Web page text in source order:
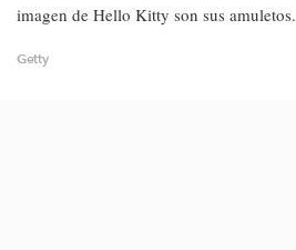
imagen de Hello Kitty son sus amuletos.
Getty